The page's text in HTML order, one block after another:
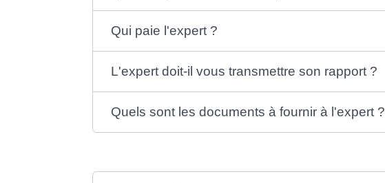
Qui paie l'expert ?
L'expert doit-il vous transmettre son rapport ?
Quels sont les documents à fournir à l'expert ?